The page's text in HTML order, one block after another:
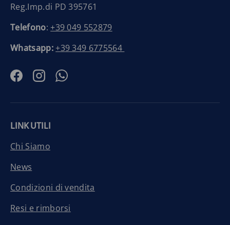
Reg.Imp.di PD 395761
Telefono:+39 049 552879
Whatsapp:+39 349 6775564
FacebookInstagramWhatsApp
LINK UTILI
Chi Siamo
News
Condizioni di vendita
Resi e rimborsi